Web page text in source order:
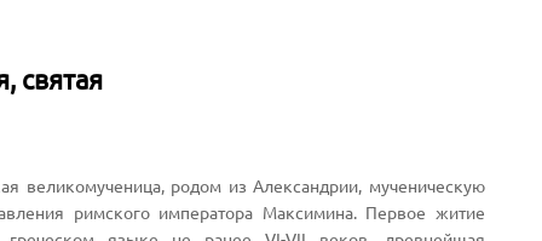
святая
великомученица, родом из Александрии, мученическую
римского императора Максимина. Первое житие